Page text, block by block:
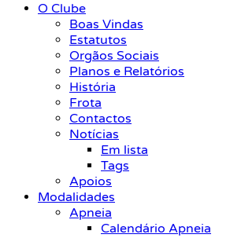
O Clube
Boas Vindas
Estatutos
Orgãos Sociais
Planos e Relatórios
História
Frota
Contactos
Notícias
Em lista
Tags
Apoios
Modalidades
Apneia
Calendário Apneia